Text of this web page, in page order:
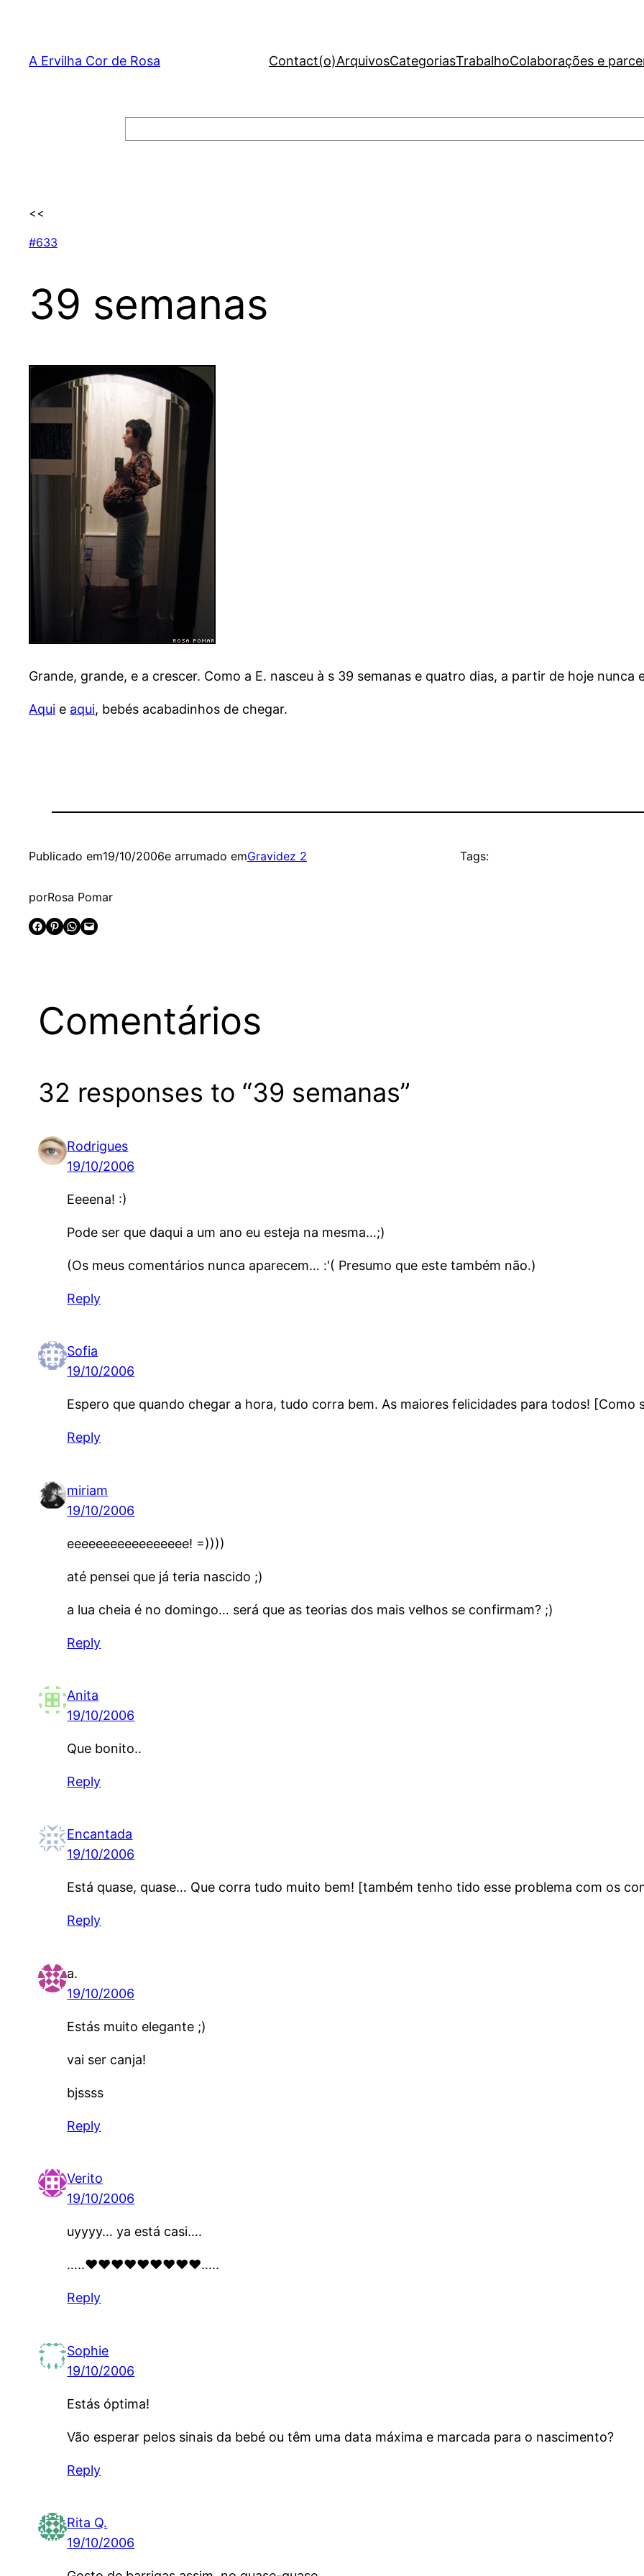
content
A Ervilha Cor de Rosa Contact(o)ArquivosCategoriasTrabalhoColaborações e
<<
#633
39 semanas
Grande, grande, e a crescer. Como a E. nasceu à s 39 semanas e quatro dias, a partir de hoje nunca
Aqui e aqui, bebés acabadinhos de chegar.
Publicado em19/10/2006e arrumado emGravidez 2
porRosa Pomar
Share on Facebook
Share on Pinterest Share on WhatsApp Email this Page
Tags:
Comentários
32 responses to “39 semanas”
Rodrigues
19/10/2006
Eeeena! :)
Pode ser que daqui a um ano eu esteja na mesma…;)
(Os meus comentários nunca aparecem… :'( Presumo que este também não.)
Reply
Sofia
19/10/2006
Espero que quando chegar a hora, tudo corra bem. As maiores felicidades para todos! [Como
Reply
miriam
19/10/2006
eeeeeeeeeeeeeeeee! =))))
até pensei que já teria nascido ;)
a lua cheia é no domingo… será que as teorias dos mais velhos se confirmam? ;)
Reply
Anita
19/10/2006
Que bonito..
Reply
Encantada
19/10/2006
Está quase, quase… Que corra tudo muito bem! [também tenho tido esse problema com os
Reply
a.
19/10/2006
Estás muito elegante ;)
vai ser canja!
bjssss
Reply
Verito
19/10/2006
uyyyy… ya está casi….
…..♥♥♥♥♥♥♥♥♥…..
Reply
Sophie
19/10/2006
Estás óptima!
Vão esperar pelos sinais da bebé ou têm uma data máxima e marcada para o nascimento?
Reply
Rita Q.
19/10/2006